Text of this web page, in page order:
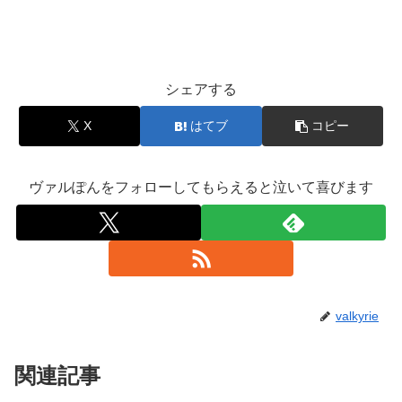
シェアする
X はてブ コピー
ヴァルぽんをフォローしてもらえると泣いて喜びます
valkyrie
関連記事